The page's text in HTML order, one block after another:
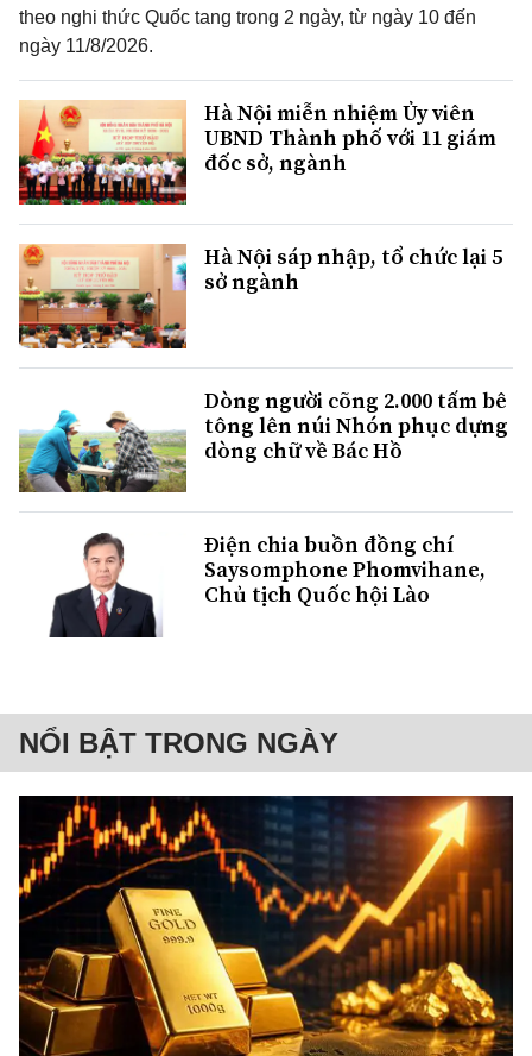
theo nghi thức Quốc tang trong 2 ngày, từ ngày 10 đến
ngày 11/8/2026.
Hà Nội miễn nhiệm Ủy viên
UBND Thành phố với 11 giám
đốc sở, ngành
Hà Nội sáp nhập, tổ chức lại 5
sở ngành
Dòng người cõng 2.000 tấm bê
tông lên núi Nhón phục dựng
dòng chữ về Bác Hồ
Điện chia buồn đồng chí
Saysomphone Phomvihane,
Chủ tịch Quốc hội Lào
NỔI BẬT TRONG NGÀY